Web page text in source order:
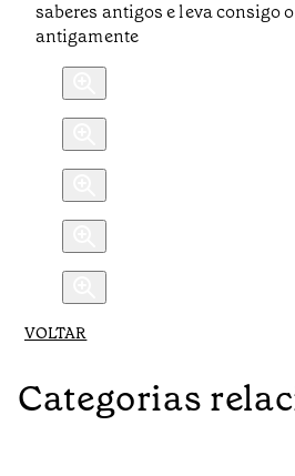
saberes antigos e leva consigo
antigamente
VOLTAR
Categorias